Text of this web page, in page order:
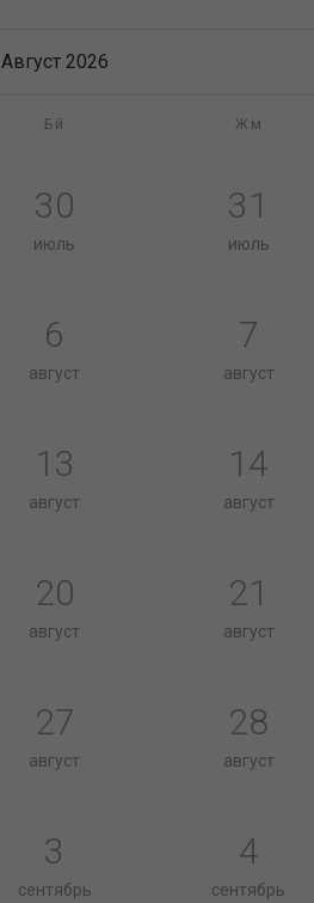
Август 2026
Бй Жм
30
июль
31
июль
6
август
7
август
13
август
14
август
20
август
21
август
27
август
28
август
3
сентябрь
4
сентябрь